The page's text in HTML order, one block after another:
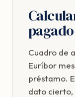
Cuadro de
Euríbor
préstamo.
dato cierto,